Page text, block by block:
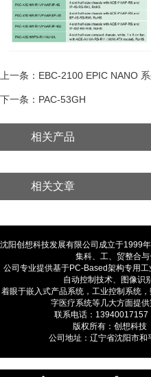
上一条：EBC-2100 EPIC NANO
下一条：PAC-53GH
相关产品
相关文章
沈阳创想科技发展有限公司成立于1999
集科、工、贸整合与
公司专业提供基于PC-Based架构专用
自动控制技术、图像识
着眼于嵌入式产品系统，工业控制系统
字医疗系统等几大方面提供
联系电话：
版权所有：创想科
公司地址：辽宁省沈阳市